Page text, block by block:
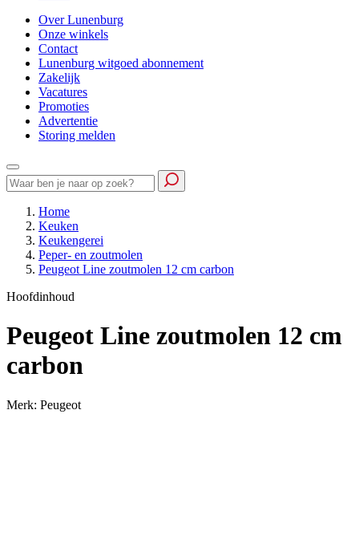
Over Lunenburg
Onze winkels
Contact
Lunenburg witgoed abonnement
Zakelijk
Vacatures
Promoties
Advertentie
Storing melden
Home
Keuken
Keukengerei
Peper- en zoutmolen
Peugeot Line zoutmolen 12 cm carbon
Hoofdinhoud
Peugeot Line zoutmolen 12 cm
carbon
Merk: Peugeot